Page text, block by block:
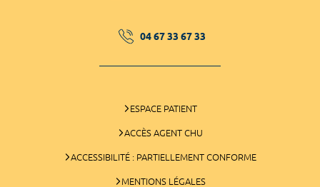
04 67 33 67 33
ESPACE PATIENT
ACCÈS AGENT CHU
ACCESSIBILITÉ : PARTIELLEMENT CONFORME
MENTIONS LÉGALES